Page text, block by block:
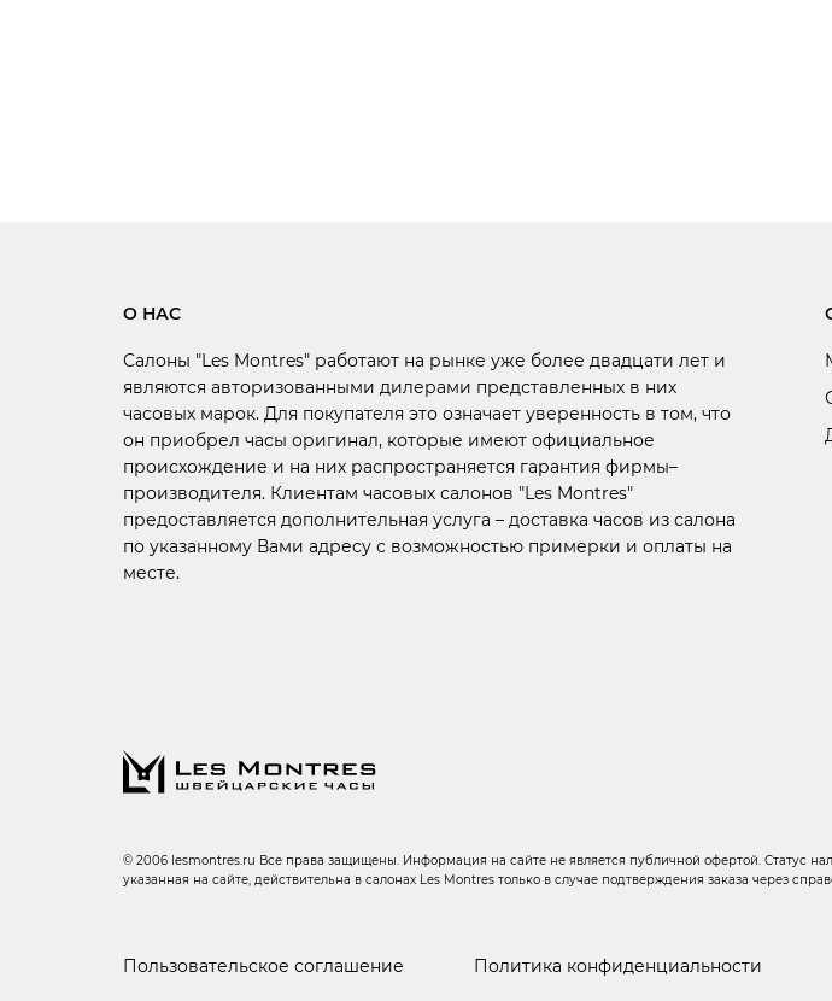
О НАС
Салоны "Les Montres" работают на рынке уже более двадцати лет и
являются авторизованными дилерами представленных в них
часовых марок. Для покупателя это означает уверенность в том, что
он приобрел часы оригинал, которые имеют официальное
происхождение и на них распространяется гарантия фирмы–
производителя. Клиентам часовых салонов "Les Montres"
предоставляется дополнительная услуга – доставка часов из салона
по указанному Вами адресу с возможностью примерки и оплаты на
месте.
© 2006 lesmontres.ru Все права защищены. Информация на сайте не является публичной офертой. Статус
указанная на сайте, действительна в салонах Les Montres только в случае подтверждения заказа через
Пользовательское соглашение Политика конфиденциальности